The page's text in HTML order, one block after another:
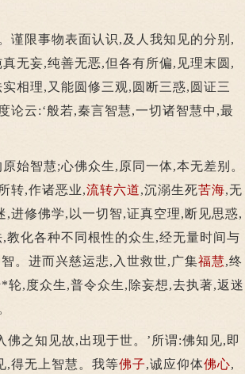
限事物表面认识,及人我知见的分别,
无妄,纯善无恶,但各有所偏,见理末圆,
相理,又能圆修三观,圆断三惑,圆证三
论云:‘般若,秦言智慧,一切诸智慧中,最
智慧;心佛众生,原同一体,本无差别。
转,作诸恶业,流转六道,沉溺生死苦海,无
进修佛学,以一切智,证真空理,断见思惑,
化各种不同根性的众生,经无量时间与
。进而兴慈运悲,入世救世,广集福慧,终
,度众生,普令众生,除妄想,去执著,返迷
之知见故,出现于世。’所谓:佛知见,即
,得无上智慧。我等佛子,诚应仰体佛心,